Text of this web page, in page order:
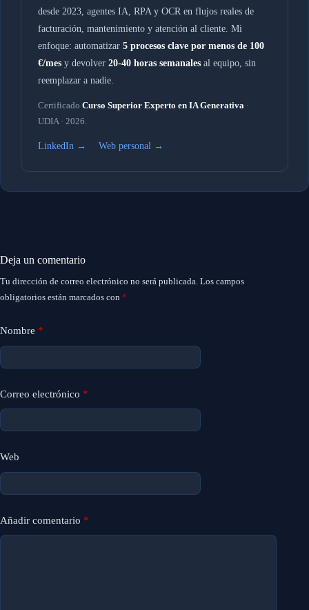
desde 2023, agentes IA, RPA y OCR en flujos reales de
facturación, mantenimiento y atención al cliente. Mi
enfoque: automatizar 5 procesos clave por menos de 100
€/mesy devolver 20-40 horas semanalesal equipo, sin
reemplazar a nadie.
Certificado Curso Superior Experto en IA Generativa ·
UDIA · 2026.
LinkedIn → Web personal →
Deja un comentario
Tu dirección de correo electrónico no será publicada. Los campos
obligatorios están marcados con *
Nombre *
Correo electrónico *
Web
Añadir comentario *